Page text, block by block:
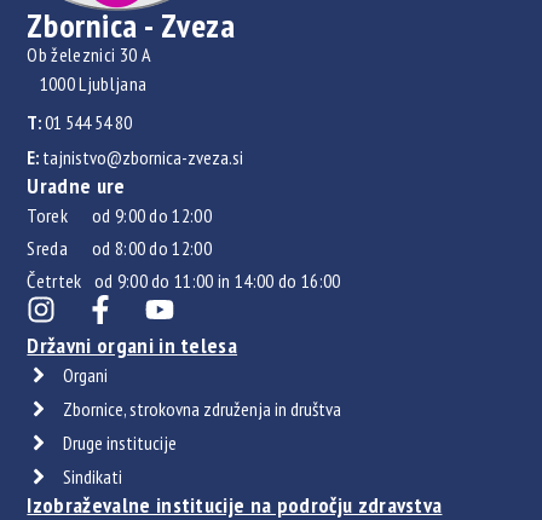
Zbornica - Zveza
Ob železnici 30 A
1000 Ljubljana
T:01 544 54 80
E: tajnistvo@zbornica-zveza.si
Uradne ure
Torek od 9:00 do 12:00
Sreda od 8:00 do 12:00
Četrtek od 9:00 do 11:00 in 14:00 do 16:00
Državni organi in telesa
Organi
Zbornice, strokovna združenja in društva
Druge institucije
Sindikati
Izobraževalne institucije na področju zdravstva